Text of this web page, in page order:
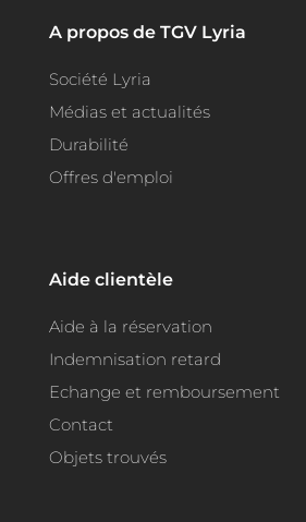
A propos de TGV Lyria
Société Lyria
Médias et actualités
Durabilité
Offres d'emploi
Aide clientèle
Aide à la réservation
Indemnisation retard
Echange et remboursement
Contact
Objets trouvés